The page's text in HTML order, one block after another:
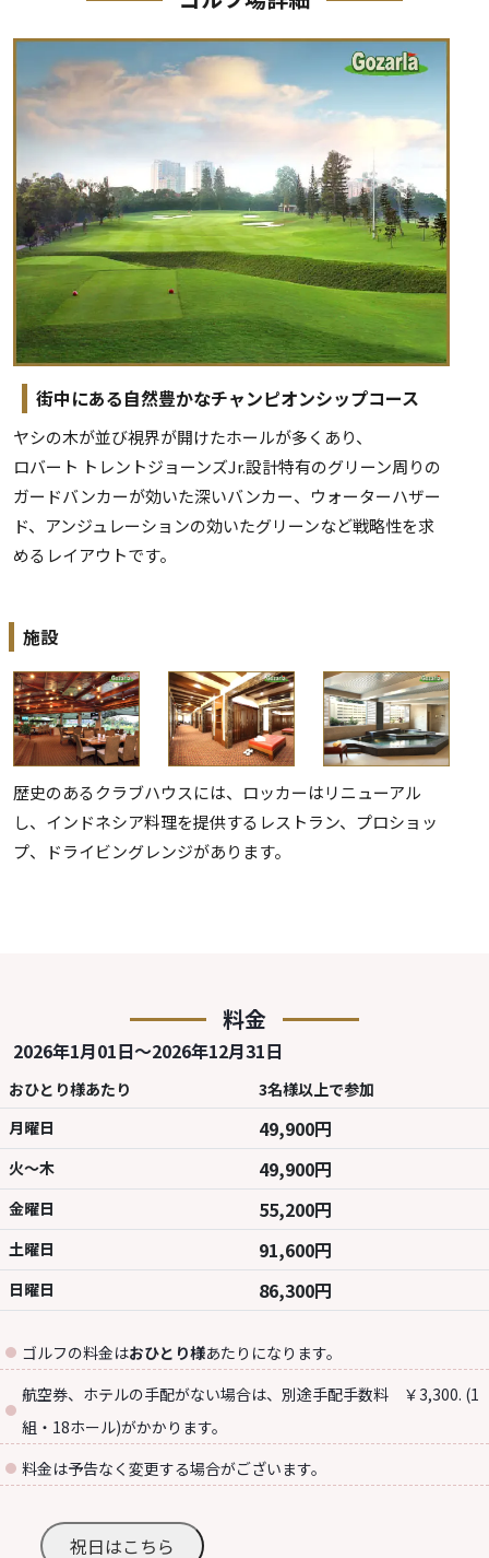
街中にある自然豊かなチャンピオンシップコース
ヤシの木が並び視界が開けたホールが多くあり、
ロバート トレントジョーンズJr.設計特有のグリーン周りの
ガードバンカーが効いた深いバンカー、ウォーターハザー
ド、アンジュレーションの効いたグリーンなど戦略性を求
めるレイアウトです。
施設
歴史のあるクラブハウスには、ロッカーはリニューアル
し、インドネシア料理を提供するレストラン、プロショッ
プ、ドライビングレンジがあります。
料金
2026年1月01日～2026年12月31日
おひとり様あたり
3名様以上で参加
月曜日
49,900円
火～木 49,900円
金曜日 55,200円
土曜日 91,600円
日曜日 86,300円
ゴルフの料金はおひとり様あたりになります。
航空券、ホテルの手配がない場合は、別途手配手数料 ￥3,300. (1
組・18ホール)がかかります。
料金は予告なく変更する場合がございます。
祝日はこちら